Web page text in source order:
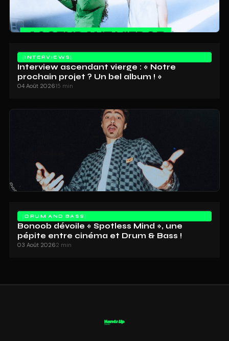
INTERVIEWS
Interview ascendant vierge : « Notre
prochain projet ? Un bel album ! »
04 Août 202615 min
DRUM AND BASS
Bonoob dévoile « Spotless Mind », une
pépite entre cinéma et Drum & Bass !
03 Août 20262 min